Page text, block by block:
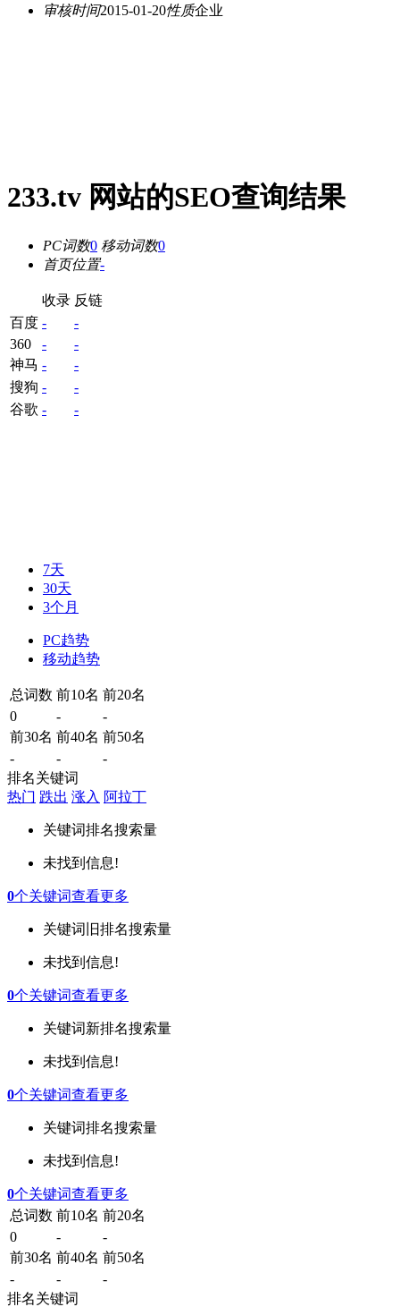
审核时间2015-01-20性质企业
233.tv 网站的SEO查询结果
PC词数0 移动词数0
首页位置-
收录 反链
百度 -
-
360
-
-
神马 -
-
搜狗 -
-
谷歌 - -
7天
30天
3个月
PC趋势
移动趋势
总词数 前10名 前20名
0
-
-
前30名 前40名 前50名
-
-
-
排名关键词
热门 跌出 涨入 阿拉丁
关键词排名搜索量
未找到信息!
0个关键词查看更多
关键词 旧排名搜索量
未找到信息!
0个关键词查看更多
关键词新排名搜索量
未找到信息!
0个关键词查看更多
关键词排名搜索量
未找到信息!
0个关键词查看更多
总词数 前10名 前20名
0
-
-
前30名 前40名 前50名
-
-
-
排名关键词